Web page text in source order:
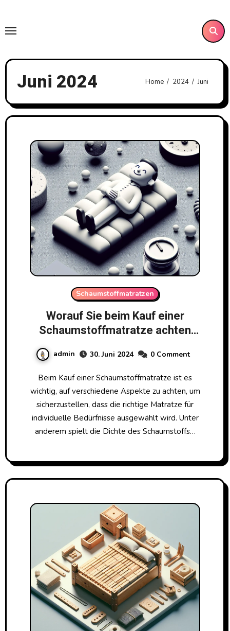
content
Juni 2024 Home 2024 Juni
Schaumstoffmatratzen
Worauf Sie beim Kauf einer
Schaumstoffmatratze achten
admin 30. Juni 2024 0 Comment
Beim Kauf einer Schaumstoffmatratze ist es
wichtig, auf verschiedene Aspekte zu achten, um
sicherzustellen, dass die richtige Matratze für
individuelle Bedürfnisse ausgewählt wird. Unter
anderem spielt die Dichte des Schaumstoffs…